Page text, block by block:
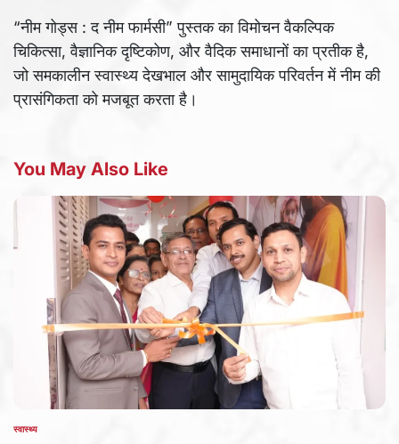
“नीम गोड्स : द नीम फार्मसी” पुस्तक का विमोचन वैकल्पिक
चिकित्सा, वैज्ञानिक दृष्टिकोण, और वैदिक समाधानों का प्रतीक है,
जो समकालीन स्वास्थ्य देखभाल और सामुदायिक परिवर्तन में नीम की
प्रासंगिकता को मजबूत करता है।
You May Also Like
POSTED
स्वास्थ्य